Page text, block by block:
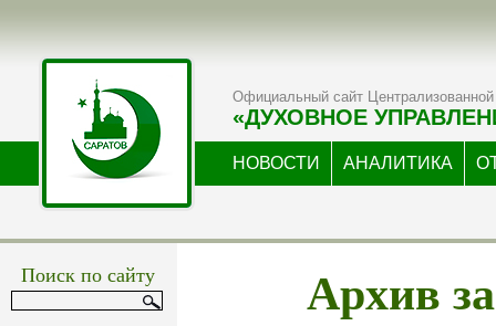
Официальный сайт Централизованной
«ДУХОВНОЕ
НОВОСТИ АНАЛИТИКА
Поиск по сайту Архив